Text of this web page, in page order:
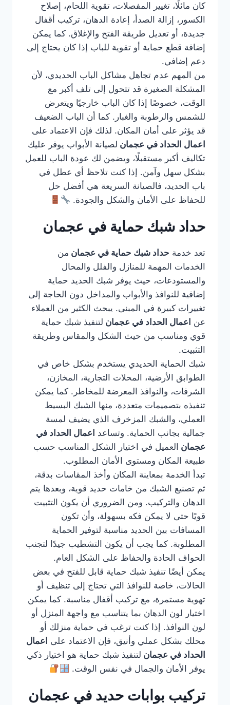
كان مائلًا، تغيير المفصلات، تقوية اللحام، إصلاح
الكسور، إزالة الصدأ، إعادة الدهان، تركيب أقفال
جديدة، أو تعديل طريقة الفتح والإغلاق. كما يمكن
إضافة قطع حماية أو تقوية للباب إذا كان يحتاج إلى
دعم إضافي.
من المهم عدم تجاهل مشاكل الباب الحديدي، لأن
المشكلة الصغيرة قد تتحول إلى تلف أكبر مع
الوقت، خصوصًا إذا كان الباب خارجيًا ويتعرض
للشمس والرطوبة والغبار. كما أن الباب الضعيف
قد يؤثر على أمان المكان. لذلك فإن الاعتماد على
اعمال الحداد في عجمان لصيانة الأبواب يوفر عليك
تكاليف أكبر مستقبلًا، ويضمن لك عودة الباب للعمل
بشكل سهل وآمن. إذا كنت تلاحظ أي عطل في
باب الحديد، فالصيانة السريعة هي أفضل حل
للحفاظ على الأمان والشكل والجودة.
حداد شبك حماية في عجمان
تعد خدمة حداد شبك حماية في عجمان من
الخدمات المهمة للمنازل والفلل والمحال
والمستودعات، حيث يوفر شبك الحديد حماية
إضافية للنوافذ والأبواب والمداخل دون الحاجة إلى
تغييرات كبيرة في المبنى. يبحث الكثير من العملاء
عن اعمال الحداد في عجمان لتنفيذ شبك حماية
قوي ومناسب من حيث الشكل والمقاس وطريقة
التثبيت.
شبك الحماية الحديدي يستخدم بشكل خاص في
الطوابق الأرضية، المحلات التجارية، المخازن،
الشرفات، والنوافذ المعرضة للمخاطر. كما يمكن
تنفيذه بتصميمات متعددة، منها الشبك البسيط
العملي، والشبك المزخرف الذي يضيف لمسة
جمالية بجانب الحماية. وتساعد اعمال الحداد في
عجمان العميل في اختيار الشكل المناسب حسب
طبيعة المكان ومستوى الأمان المطلوب.
تبدأ الخدمة بمعاينة المكان وأخذ المقاسات بدقة،
ثم تصنيع الشبك من خامات حديد قوية، وبعدها يتم
الدهان والتركيب. ومن الضروري أن يكون التثبيت
قويًا حتى لا يمكن فكه بسهولة، وأن تكون
المسافات بين الحديد مناسبة لتوفير الحماية
المطلوبة. كما يجب أن يكون التشطيب جيدًا لتجنب
الحواف الحادة والحفاظ على الشكل العام.
يمكن أيضًا تنفيذ شبك حماية قابل للفتح في بعض
الحالات، خاصة للنوافذ التي تحتاج إلى تنظيف أو
تهوية مستمرة، مع تركيب أقفال مناسبة. كما يمكن
اختيار لون الدهان بما يتناسب مع واجهة المنزل أو
لون النوافذ. إذا كنت ترغب في حماية منزلك أو
محلك بشكل عملي وأنيق، فإن الاعتماد على اعمال
الحداد في عجمان لتنفيذ شبك حماية هو اختيار ذكي
يوفر الأمان والجمال في نفس الوقت.
تركيب بوابات حديد في عجمان